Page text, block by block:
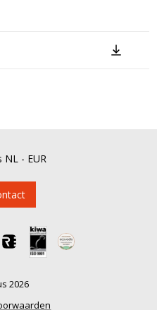
NL - EUR
2026